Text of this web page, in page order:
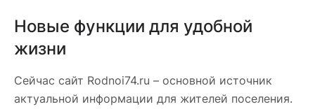
Новые функции для удобной
жизни
Сейчас сайт Rodnoi74.ru – основной источник
актуальной информации для жителей поселения.